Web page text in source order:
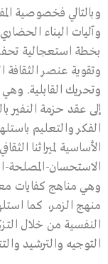
وبالتالي فخصوصية
وآليات البناء
بخطة استعجالية تحفز
وتقوية عنصر الثقافة
وتحريك القابلية.
إلى عقد حزمة النفير
الفكر والتعليم
الأساسية لميراثنا
الاستحسان-
وهي مناهج كفايات
منهج الزمر، كما
النفسية من خلال
التوجيه والترشيد